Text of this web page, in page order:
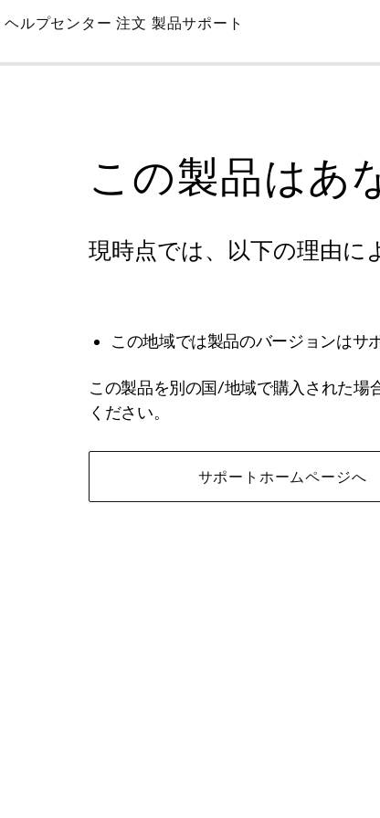
Skip
Main
ヘルプセンター 注文 製品サポート
この製品はあ
現時点では、以下の理由に
この地域では製品のバージョンはサ
この製品を別の国/地域で購入された場
ください。
サポートホームページへ